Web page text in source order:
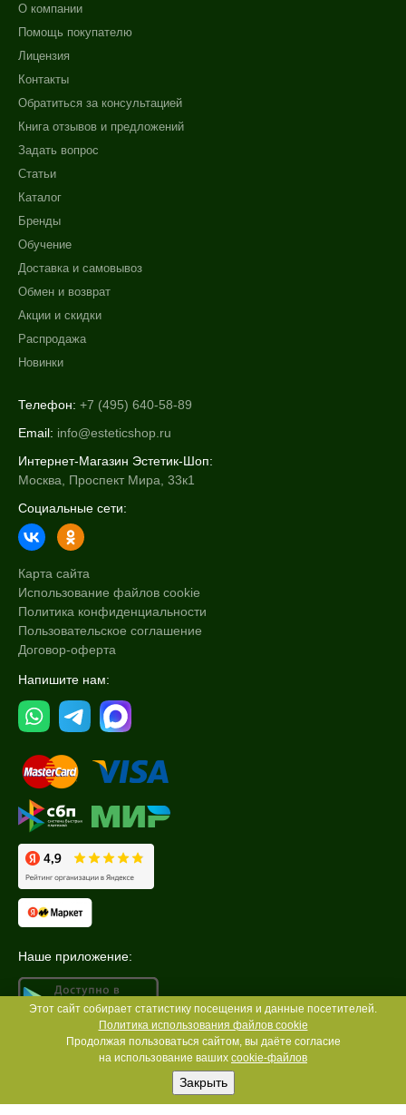
О компании
Помощь покупателю
Лицензия
Контакты
Обратиться за консультацией
Книга отзывов и предложений
Задать вопрос
Статьи
Каталог
Бренды
Обучение
Доставка и самовывоз
Обмен и возврат
Акции и скидки
Распродажа
Новинки
Телефон: +7 (495) 640-58-89
Email: info@esteticshop.ru
Интернет-Магазин Эстетик-Шоп:
Москва, Проспект Мира, 33к1
Социальные сети:
Карта сайта
Использование файлов cookie
Политика конфиденциальности
Пользовательское соглашение
Договор-оферта
Напишите нам:
Наше приложение:
Этот сайт собирает статистику посещения и данные посетителей.
Политика использования файлов cookie
Продолжая пользоваться сайтом, вы даёте согласие
на использование ваших cookie-файлов
Закрыть